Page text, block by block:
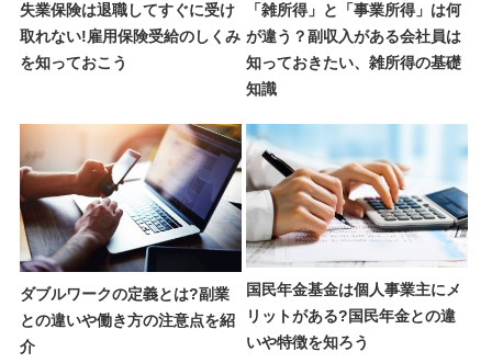
失業保険は退職してすぐに受け
取れない!雇用保険受給のしくみ
を知っておこう
「雑所得」と「事業所得」は何
が違う？副収入がある会社員は
知っておきたい、雑所得の基礎
知識
ダブルワークの定義とは?副業
との違いや働き方の注意点を紹
介
国民年金基金は個人事業主にメ
リットがある?国民年金との違
いや特徴を知ろう